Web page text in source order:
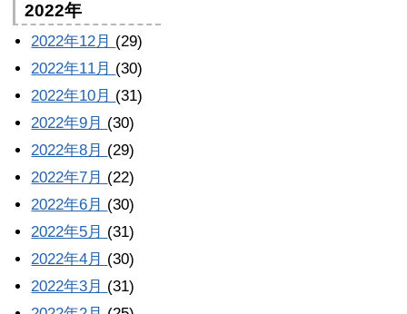
2022年
2022年12月 (29)
2022年11月 (30)
2022年10月 (31)
2022年9月 (30)
2022年8月 (29)
2022年7月 (22)
2022年6月 (30)
2022年5月 (31)
2022年4月 (30)
2022年3月 (31)